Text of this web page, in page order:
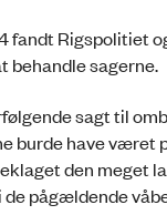
fandt Rigspolitiet
behandle sagerne.
sagt til
burde have været
den meget
pågældende